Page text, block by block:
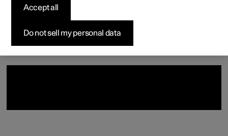
Vetture disponibili
Configura
Vetture disponibili
Configura
Vetture disponibili
Configura
Configura
Test drive
Pre-owned Polestar 3
Pre-owned Polestar 4
Come acquistare
Opzioni di finanziamento
News
Newsletter
Do not sell my personal data
Accept all